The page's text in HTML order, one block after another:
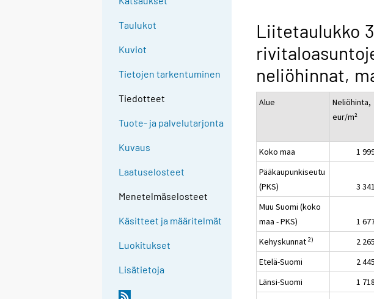
Taulukot
Kuviot
Tietojen tarkentuminen
Tiedotteet
Tuote- ja palvelutarjonta
Kuvaus
Laatuselosteet
Menetelmäselosteet
Käsitteet ja määritelmät
Luokitukset
Lisätietoja
Liitetaulukko
neliöhinnat,
Alue
Neliöhinta,
eur/m²
Koko maa 1
Pääkaupunkiseutu
(PKS)
3 341
Muu Suomi (koko
maa - PKS)
1
Kehyskunnat2) 2 265
Etelä-Suomi
2 445
Länsi-Suomi
1 718